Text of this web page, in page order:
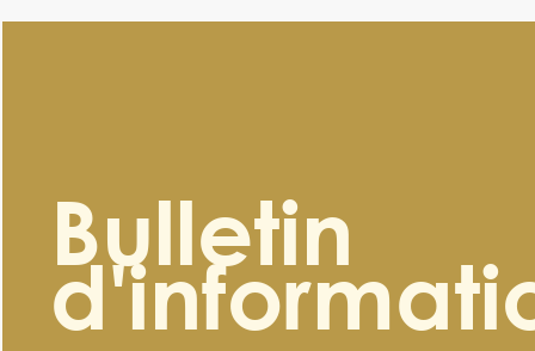
Bulletin